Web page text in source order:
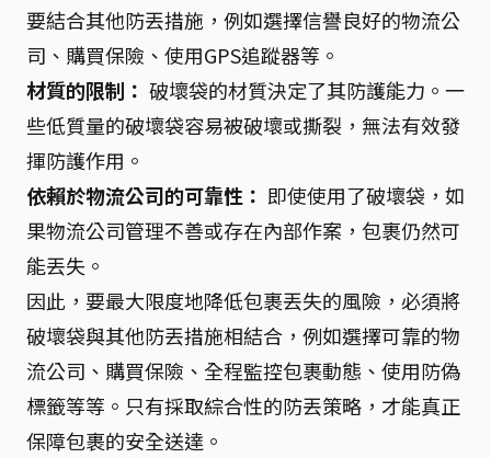
要結合其他防丟措施，例如選擇信譽良好的物流公
司、購買保險、使用GPS追蹤器等。
材質的限制： 破壞袋的材質決定了其防護能力。一
些低質量的破壞袋容易被破壞或撕裂，無法有效發
揮防護作用。
依賴於物流公司的可靠性： 即使使用了破壞袋，如
果物流公司管理不善或存在內部作案，包裹仍然可
能丟失。
因此，要最大限度地降低包裹丟失的風險，必須將
破壞袋與其他防丟措施相結合，例如選擇可靠的物
流公司、購買保險、全程監控包裹動態、使用防偽
標籤等等。只有採取綜合性的防丟策略，才能真正
保障包裹的安全送達。